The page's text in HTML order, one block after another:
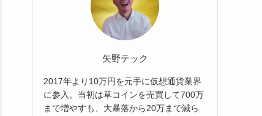
矢野テック
2017年より10万円を元手に仮想通貨業界
に参入。当初は草コインを売買して700万
まで増やすも、大暴落から20万まで減ら